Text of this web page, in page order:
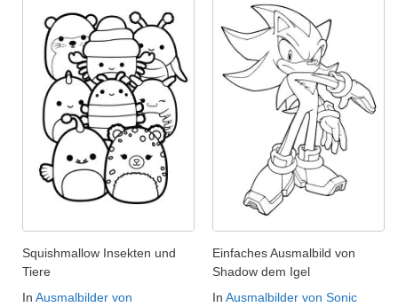
Squishmallow Insekten und
Tiere
In Ausmalbilder von
Einfaches Ausmalbild von
Shadow dem Igel
In Ausmalbilder von Sonic